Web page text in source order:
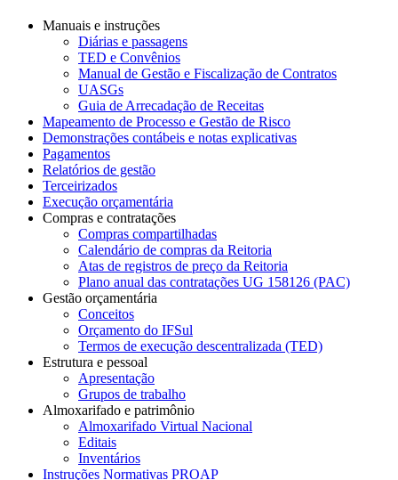
Manuais e instruções
Diárias e passagens
TED e Convênios
Manual de Gestão e Fiscalização de Contratos
UASGs
Guia de Arrecadação de Receitas
Mapeamento de Processo e Gestão de Risco
Demonstrações contábeis e notas explicativas
Pagamentos
Relatórios de gestão
Terceirizados
Execução orçamentária
Compras e contratações
Compras compartilhadas
Calendário de compras da Reitoria
Atas de registros de preço da Reitoria
Plano anual das contratações UG 158126 (PAC)
Gestão orçamentária
Conceitos
Orçamento do IFSul
Termos de execução descentralizada (TED)
Estrutura e pessoal
Apresentação
Grupos de trabalho
Almoxarifado e patrimônio
Almoxarifado Virtual Nacional
Editais
Inventários
Instruções Normativas PROAP